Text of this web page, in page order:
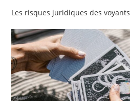
Les risques juridiques des